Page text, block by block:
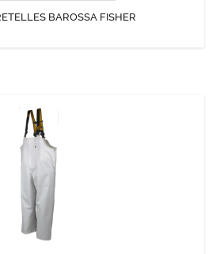
BAROSSA FISHER
HITRA GLENTEX
coupe haute, large et symétrique